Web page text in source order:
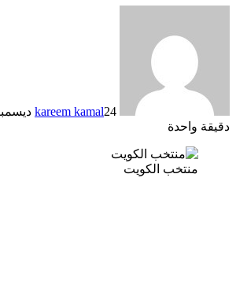
kareem kamal24 ديسمبر، 2024
دقيقة واحدة
منتخب الكويت